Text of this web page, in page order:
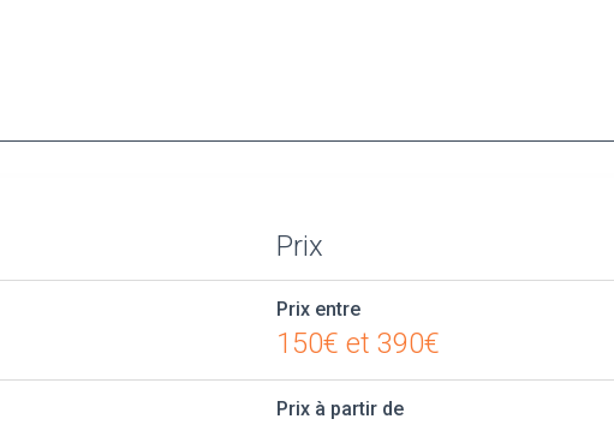
Prix
Prix entre
150€ et 390€
Prix à partir de